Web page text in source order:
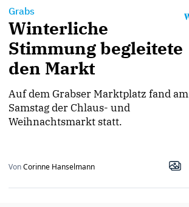
Grabs
Winterliche
Stimmung begleitete
den Markt
Auf dem Grabser Marktplatz fand am
Samstag der Chlaus- und
Weihnachtsmarkt statt.
VonCorinne Hanselmann